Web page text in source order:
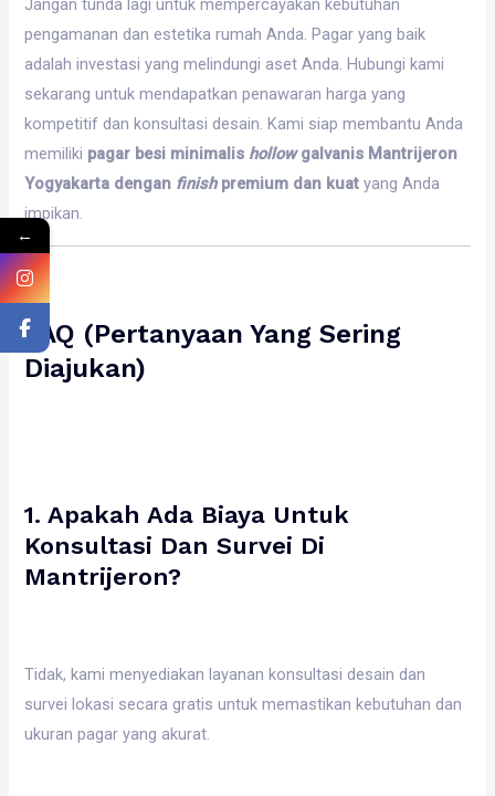
Jangan tunda lagi untuk mempercayakan kebutuhan
pengamanan dan estetika rumah Anda. Pagar yang baik
adalah investasi yang melindungi aset Anda. Hubungi kami
sekarang untuk mendapatkan penawaran harga yang
kompetitif dan konsultasi desain. Kami siap membantu Anda
memiliki pagar besi minimalis hollowgalvanis Mantrijeron
Yogyakarta dengan finishpremium dan kuat yang Anda
impikan.
FAQ (Pertanyaan Yang Sering
Diajukan)
1. Apakah Ada Biaya Untuk
Konsultasi Dan Survei Di
Mantrijeron?
Tidak, kami menyediakan layanan konsultasi desain dan
survei lokasi secara gratis untuk memastikan kebutuhan dan
ukuran pagar yang akurat.
←